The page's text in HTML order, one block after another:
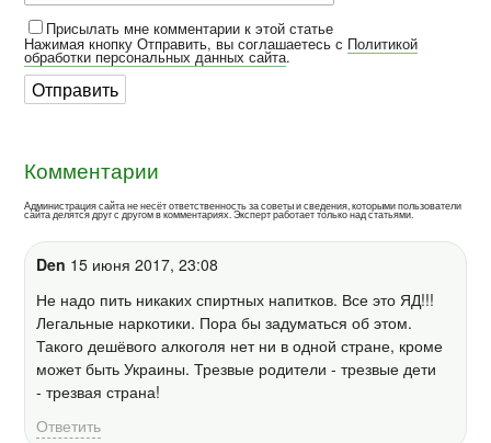
Присылать мне комментарии к этой статье
Нажимая кнопку Отправить, вы соглашаетесь с Политикой
обработки персональных данных сайта.
Комментарии
Администрация сайта не несёт ответственность за советы и сведения, которыми пользователи
сайта делятся друг с другом в комментариях. Эксперт работает только над статьями.
Den 15 июня 2017, 23:08
Не надо пить никаких спиртных напитков. Все это ЯД!!!
Легальные наркотики. Пора бы задуматься об этом.
Такого дешёвого алкоголя нет ни в одной стране, кроме
может быть Украины. Трезвые родители - трезвые дети
- трезвая страна!
Ответить